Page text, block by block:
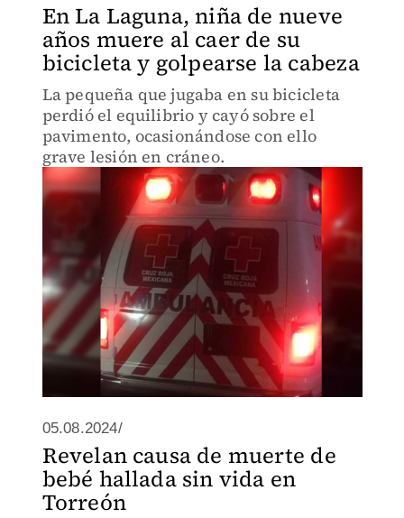
En La Laguna, niña de nueve
años muere al caer de su
bicicleta y golpearse la cabeza
La pequeña que jugaba en su bicicleta
perdió el equilibrio y cayó sobre el
pavimento, ocasionándose con ello
grave lesión en cráneo.
05.08.2024/
Revelan causa de muerte de
bebé hallada sin vida en
Torreón